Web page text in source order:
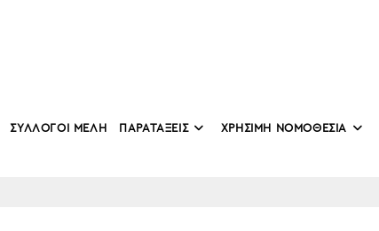
ΣΥΛΛΟΓΟΙ ΜΕΛΗ ΠΑΡΑΤΑΞΕΙΣ ΧΡΗΣΙΜΗ ΝΟΜΟΘΕΣΙΑ